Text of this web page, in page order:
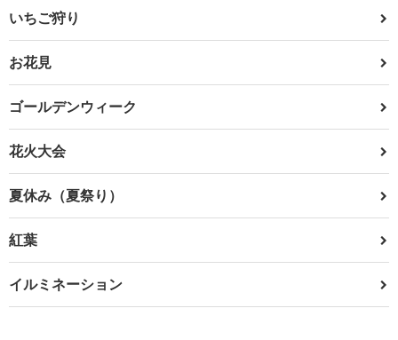
いちご狩り
お花見
ゴールデンウィーク
花火大会
夏休み（夏祭り）
紅葉
イルミネーション